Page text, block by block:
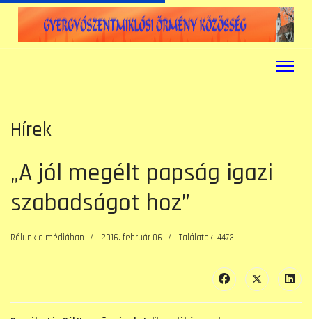
Hírek
„A jól megélt papság igazi
szabadságot hoz”
Rólunk a médiában 2016. február 06 Találatok: 4473